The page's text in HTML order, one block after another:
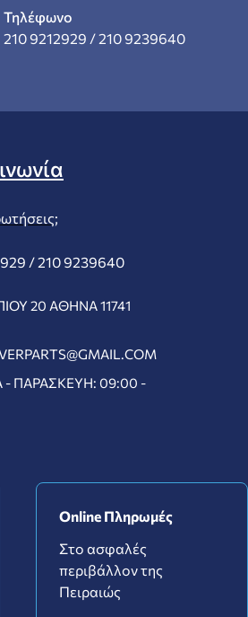
Τηλέφωνο
210 9212929 /210 9239640
/210 9239640
20 ΑΘΉΝΑ 11741
- ΠΑΡΑΣΚΕΥΉ: 09:00 -
Online Πληρωμές
Στο ασφαλές
περιβάλλον της
Πειραιώς